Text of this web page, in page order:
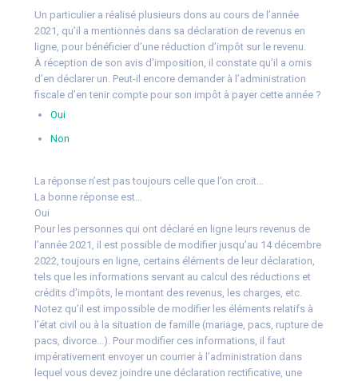
Un particulier a réalisé plusieurs dons au cours de l’année
2021, qu’il a mentionnés dans sa déclaration de revenus en
ligne, pour bénéficier d’une réduction d’impôt sur le revenu.
À réception de son avis d’imposition, il constate qu’il a omis
d’en déclarer un. Peut-il encore demander à l’administration
fiscale d’en tenir compte pour son impôt à payer cette année ?
Oui
Non
La réponse n’est pas toujours celle que l’on croit…
La bonne réponse est…
Oui
Pour les personnes qui ont déclaré en ligne leurs revenus de
l’année 2021, il est possible de modifier jusqu’au 14 décembre
2022, toujours en ligne, certains éléments de leur déclaration,
tels que les informations servant au calcul des réductions et
crédits d’impôts, le montant des revenus, les charges, etc.
Notez qu’il est impossible de modifier les éléments relatifs à
l’état civil ou à la situation de famille (mariage, pacs, rupture de
pacs, divorce…). Pour modifier ces informations, il faut
impérativement envoyer un courrier à l’administration dans
lequel vous devez joindre une déclaration rectificative, une